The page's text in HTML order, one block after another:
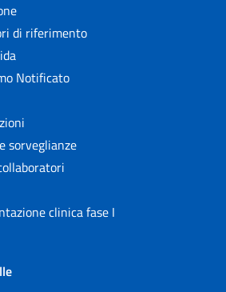
di riferimento
Notificato
sorveglianze
clinica fase I